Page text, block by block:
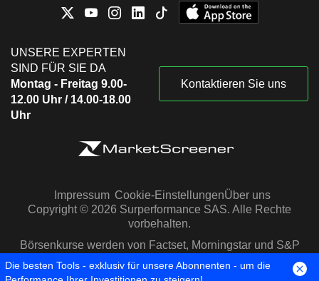
UNSERE EXPERTEN
SIND FÜR SIE DA
Montag - Freitag 9.00-
12.00 Uhr / 14.00-18.00
Uhr
Kontaktieren Sie uns
Impressum Cookie-EinstellungenÜber uns
Copyright © 2026 Surperformance SAS. Alle Rechte
vorbehalten.
Börsenkurse werden von Factset, Morningstar und S&P
Capital IQ zur Verfügung gestellt
Die besten Tools - exklusiv für unsere Abonnenten - um die